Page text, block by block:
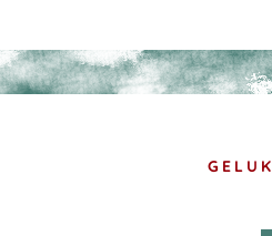
GELUK